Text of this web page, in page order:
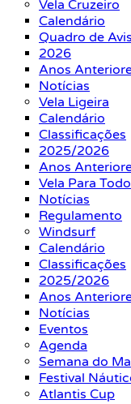
Vela Cruzeiro
Calendário
Quadro de
2026
Anos
Notícias
Vela Ligeira
Calendário
Classificações
2025/2026
Anos
Vela Para
Notícias
Regulamento
Windsurf
Calendário
Classificações
2025/2026
Anos
Notícias
Eventos
Agenda
Semana do
Festival
Atlantis Cup